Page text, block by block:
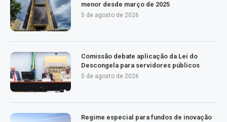
menor desde março de 2025
5 de agosto de 2026
Comissão debate aplicação da Lei do
Descongela para servidores públicos
5 de agosto de 2026
Regime especial para fundos de inovação